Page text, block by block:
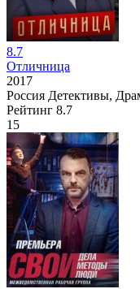
8.7
Отличница
2017
Россия Детективы,
Рейтинг 8.7
15